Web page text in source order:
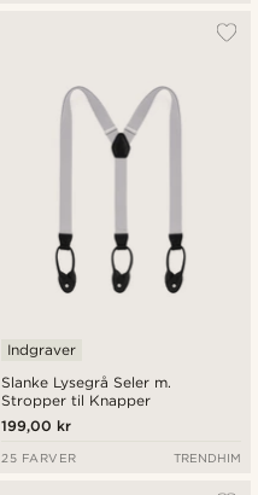
Slanke Lysegrå Seler m.
Stropper til Knapper
Indgraver
199,00 kr
25 FARVER TRENDHIM